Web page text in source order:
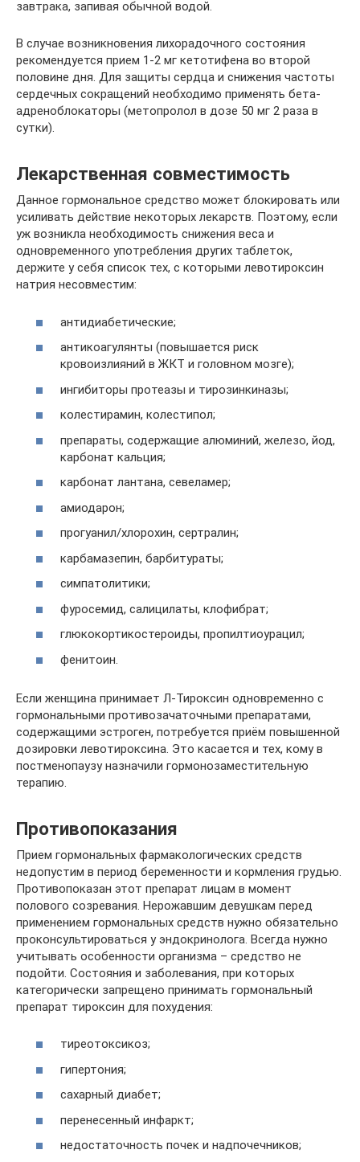
завтрака, запивая обычной водой.
В случае возникновения лихорадочного состояния
рекомендуется прием 1-2 мг кетотифена во второй
половине дня. Для защиты сердца и снижения частоты
сердечных сокращений необходимо применять бета-
адреноблокаторы (метопролол в дозе 50 мг 2 раза в
сутки).
Лекарственная совместимость
Данное гормональное средство может блокировать или
усиливать действие некоторых лекарств. Поэтому, если
уж возникла необходимость снижения веса и
одновременного употребления других таблеток,
держите у себя список тех, с которыми левотироксин
натрия несовместим:
антидиабетические;
антикоагулянты (повышается риск
кровоизлияний в ЖКТ и головном мозге);
ингибиторы протеазы и тирозинкиназы;
колестирамин, колестипол;
препараты, содержащие алюминий, железо, йод,
карбонат кальция;
карбонат лантана, севеламер;
амиодарон;
прогуанил/хлорохин, сертралин;
карбамазепин, барбитураты;
симпатолитики;
фуросемид, салицилаты, клофибрат;
глюкокортикостероиды, пропилтиоурацил;
фенитоин.
Если женщина принимает Л-Тироксин одновременно с
гормональными противозачаточными препаратами,
содержащими эстроген, потребуется приём повышенной
дозировки левотироксина. Это касается и тех, кому в
постменопаузу назначили гормонозаместительную
терапию.
Противопоказания
Прием гормональных фармакологических средств
недопустим в период беременности и кормления грудью.
Противопоказан этот препарат лицам в момент
полового созревания. Нерожавшим девушкам перед
применением гормональных средств нужно обязательно
проконсультироваться у эндокринолога. Всегда нужно
учитывать особенности организма – средство не
подойти. Состояния и заболевания, при которых
категорически запрещено принимать гормональный
препарат тироксин для похудения:
тиреотоксикоз;
гипертония;
сахарный диабет;
перенесенный инфаркт;
недостаточность почек и надпочечников;